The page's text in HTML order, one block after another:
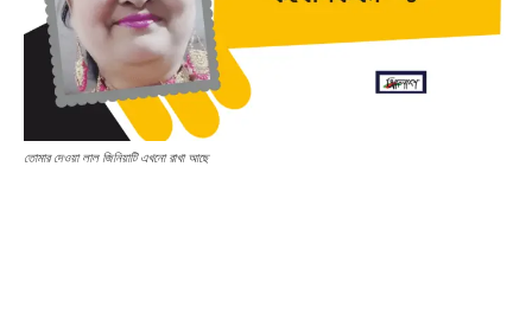
তোমার দেওয়া লাল জিনিয়াটি এখনো রাখা আছে